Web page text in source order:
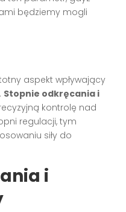
będziemy mogli
aspekt wpływający
Stopnie odkręcania i
kontrolę nad
regulacji, tym
siły do
i